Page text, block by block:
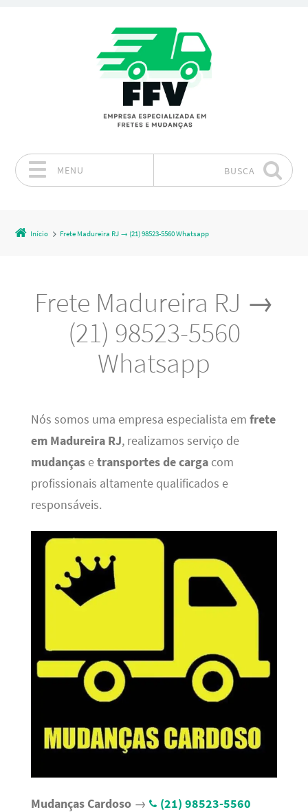
MENU BUSCA
Início Frete Madureira RJ → (21) 98523-5560 Whatsapp
Frete Madureira RJ →
(21) 98523-5560
Whatsapp
Nós somos uma empresa especialista em frete
em Madureira RJ, realizamos serviço de
mudançasetransportes de cargacom
profissionais altamente qualificados e
responsáveis.
Mudanças Cardoso→
(21) 98523-5560